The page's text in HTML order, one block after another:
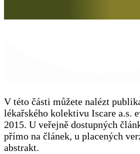
V této části můžete nalézt
lékařského kolektivu Iscare a.s.
2015. U veřejně dostupných
přímo na článek, u placených
abstrakt.